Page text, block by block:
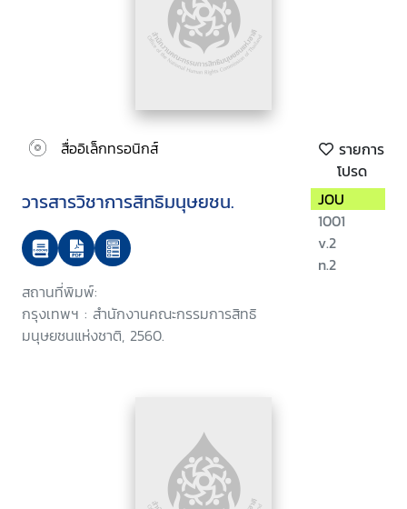
สื่ออิเล็กทรอนิกส์
รายการ
โปรด
วารสารวิชาการสิทธิมนุษยชน.
สถานที่พิมพ์:
กรุงเทพฯ : สำนักงานคณะกรรมการสิทธิ
มนุษยชนแห่งชาติ, 2560.
JOU
1001
v.2
n.2